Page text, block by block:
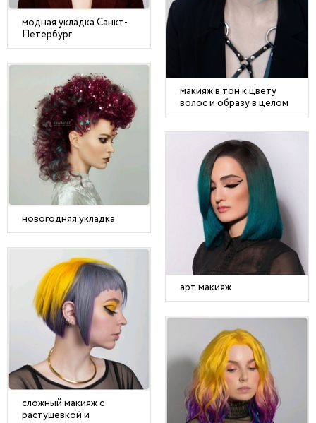
макияж в тон к цвету
волос и образу в целом
модная укладка Санкт-
Петербург
новогодняя укладка
арт макияж
сложный макияж с
растушевкой и